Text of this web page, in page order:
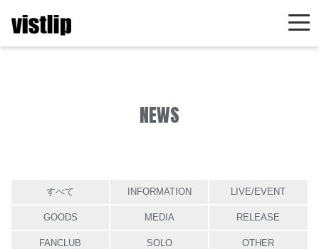
NEWS
すべて INFORMATION LIVE/EVENT
GOODS MEDIA RELEASE
FANCLUB SOLO OTHER